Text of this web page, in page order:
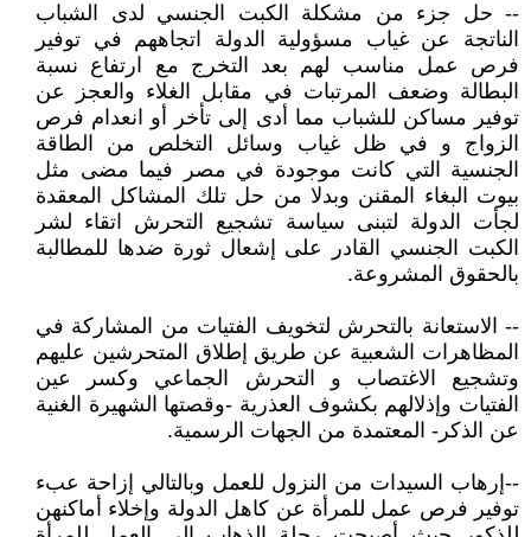
-- حل جزء من مشكلة الكبت الجنسي لدى الشباب
الناتجة عن غياب مسؤولية الدولة اتجاههم في توفير
فرص عمل مناسب لهم بعد التخرج مع ارتفاع نسبة
البطالة وضعف المرتبات في مقابل الغلاء والعجز عن
توفير مساكن للشباب مما أدى إلى تأخر أو انعدام فرص
الزواج و في ظل غياب وسائل التخلص من الطاقة
الجنسية التي كانت موجودة في مصر فيما مضى مثل
بيوت البغاء المقنن وبدلا من حل تلك المشاكل المعقدة
لجأت الدولة لتبنى سياسة تشجيع التحرش اتقاء لشر
الكبت الجنسي القادر على إشعال ثورة ضدها للمطالبة
بالحقوق المشروعة.
-- الاستعانة بالتحرش لتخويف الفتيات من المشاركة في
المظاهرات الشعبية عن طريق إطلاق المتحرشين عليهم
وتشجيع الاغتصاب و التحرش الجماعي وكسر عين
الفتيات وإذلالهم بكشوف العذرية -وقصتها الشهيرة الغنية
عن الذكر- المعتمدة من الجهات الرسمية.
--إرهاب السيدات من النزول للعمل وبالتالي إزاحة عبء
توفير فرص عمل للمرأة عن كاهل الدولة وإخلاء أماكنهن